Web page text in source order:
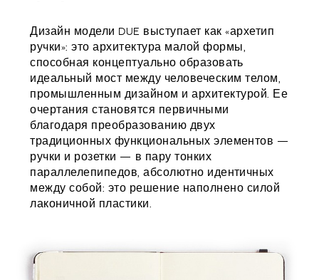
Дизайн модели DUE выступает как «архетип
ручки»: это архитектура малой формы,
способная концептуально образовать
идеальный мост между человеческим телом,
промышленным дизайном и архитектурой. Ее
очертания становятся первичными
благодаря преобразованию двух
традиционных функциональных элементов —
ручки и розетки — в пару тонких
параллелепипедов, абсолютно идентичных
между собой: это решение наполнено силой
лаконичной пластики.